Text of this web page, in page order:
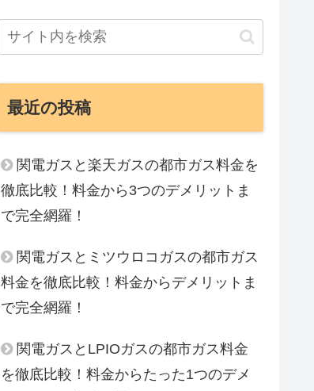
最近の投稿
関電ガスと楽天ガスの都市ガス料金を
徹底比較！料金から3つのデメリットま
で完全網羅！
関電ガスとミツウロコガスの都市ガス
料金を徹底比較！料金からデメリットま
で完全網羅！
関電ガスとLPIOガスの都市ガス料金
を徹底比較！料金からたった1つのデメ